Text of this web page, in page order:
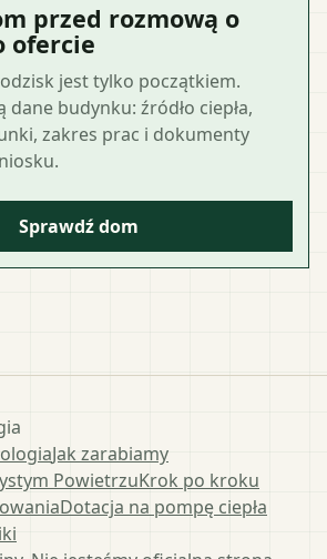
przed rozmową o
ofercie
jest tylko początkiem.
dane budynku: źródło ciepła,
zakres prac i dokumenty
Sprawdź dom
Jak zarabiamy
PowietrzuKrok po kroku
Dotacja na pompę ciepła